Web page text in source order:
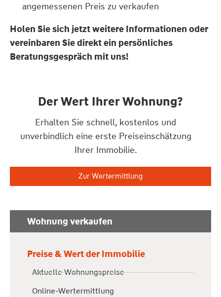
angemessenen Preis zu verkaufen
Holen Sie sich jetzt weitere Informationen oder
vereinbaren Sie direkt ein persönliches
Beratungsgespräch mit uns!
Der Wert Ihrer Wohnung?
Erhalten Sie schnell, kostenlos und
unverbindlich eine erste Preiseinschätzung
Ihrer Immobilie.
Zur Wertermittlung
Wohnung verkaufen
Preise & Wert der Immobilie
Aktuelle Wohnungspreise
Online-Wertermittlung